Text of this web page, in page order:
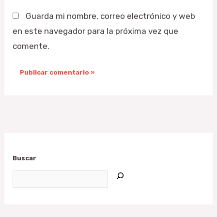
Buscar
Guarda mi nombre, correo electrónico y web
en este navegador para la próxima vez que
comente.